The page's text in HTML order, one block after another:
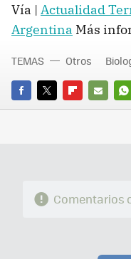
Vía | Actualidad
Argentina Más
FACEBOOK
TWITTERFLIPBOARD
E-
TEMAS Otros
Comentarios